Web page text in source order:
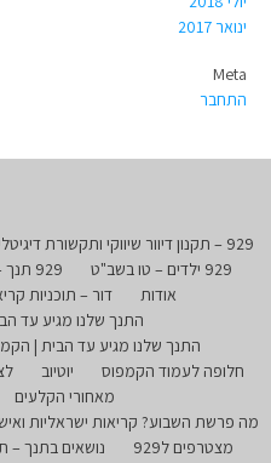
ינואר 2017
Meta
התחבר
929 – תקנון דיוור שיווקי ותקשורת דיגיטלית
929 ילדים – טו בשב"ט
929 תנך – דף הבית
אודות
דור – תוכניות
התנך שלנו מגיע עד
התנך שלנו מגיע עד הבית |
חלופה לעמוד הקמפוס
יוטיוב
מאחורי הקלעים
מה פרשת השבוע? קריאות ישראליות
מצטרפים ל929
נושאים בתנך –